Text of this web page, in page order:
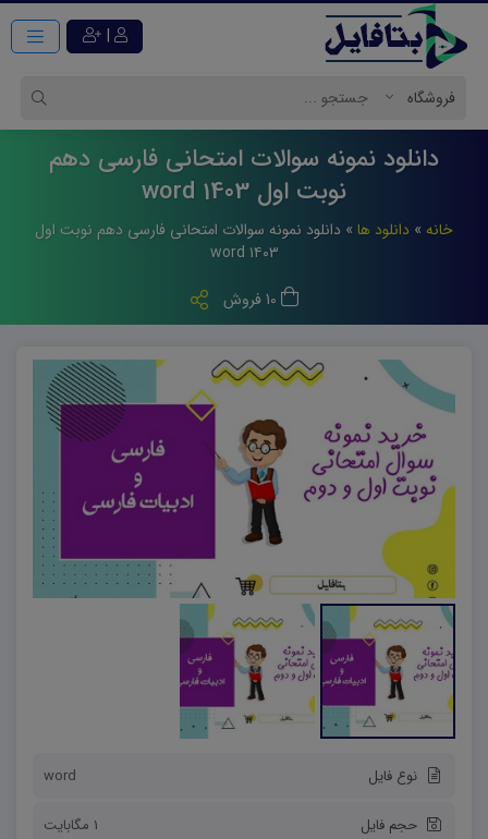
|
دانلود نمونه سوالات امتحانی فارسی دهم
نوبت اول 1403 word
خانه » دانلود ها » دانلود نمونه سوالات امتحانی فارسی دهم نوبت اول
۱۴۰۳ word
نوع فایل word
حجم فایل 1 مگابایت